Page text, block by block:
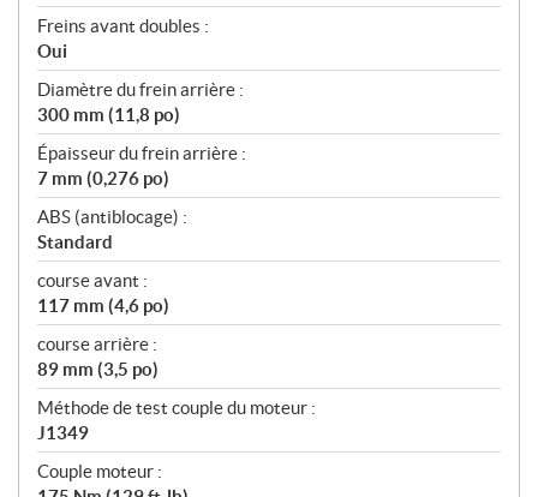
Freins avant doubles :
Oui
Diamètre du frein arrière :
300 mm (11,8 po)
Épaisseur du frein arrière :
7 mm (0,276 po)
ABS (antiblocage) :
Standard
course avant :
117 mm (4,6 po)
course arrière :
89 mm (3,5 po)
Méthode de test couple du moteur :
J1349
Couple moteur :